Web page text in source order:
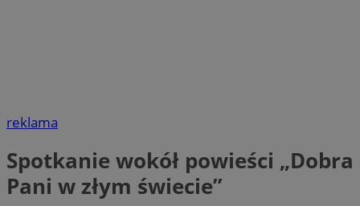
reklama
Spotkanie wokół powieści „Dobra
Pani w złym świecie”